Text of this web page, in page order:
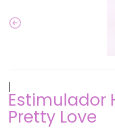
Estimulador
Pretty Love